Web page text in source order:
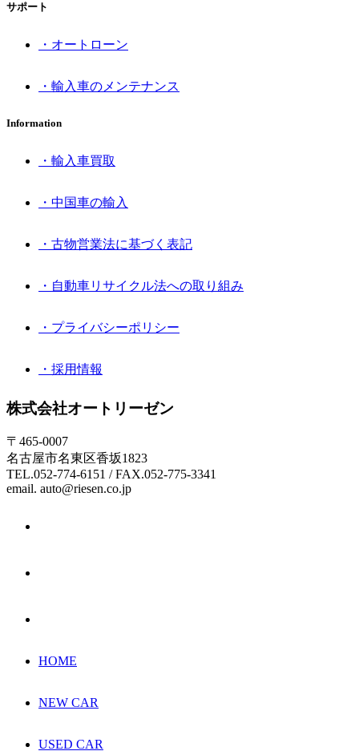
サポート
・オートローン
・輸入車のメンテナンス
Information
・輸入車買取
・中国車の輸入
・古物営業法に基づく表記
・自動車リサイクル法への取り組み
・プライバシーポリシー
・採用情報
株式会社オートリーゼン
〒465-0007
名古屋市名東区香坂1823
TEL.052-774-6151 / FAX.052-775-3341
email. auto@riesen.co.jp
HOME
NEW CAR
USED CAR